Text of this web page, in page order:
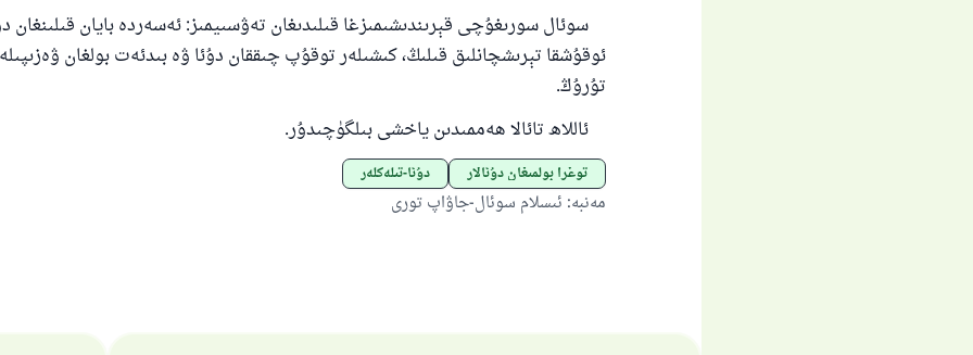
سوئال سورىغۇچى قېرىندىشىمىزغا قىلىدىغان تەۋسىيمىز: ئەسەردە بايان قىلىنغان
ئوقۇشقا تېرىشچانلىق قىلىڭ، كىشىلەر توقۇپ چىققان دۇئا ۋە بىدئەت بولغان
تۇرۇڭ.
ئاللاھ تائالا ھەممىدىن ياخشى بىلگۈچىدۇر.
توغرا بولمىغان دۇئالار دۇئا-تىلەكلەر
مەنبە: ئىسلام سوئال-جاۋاپ تورى